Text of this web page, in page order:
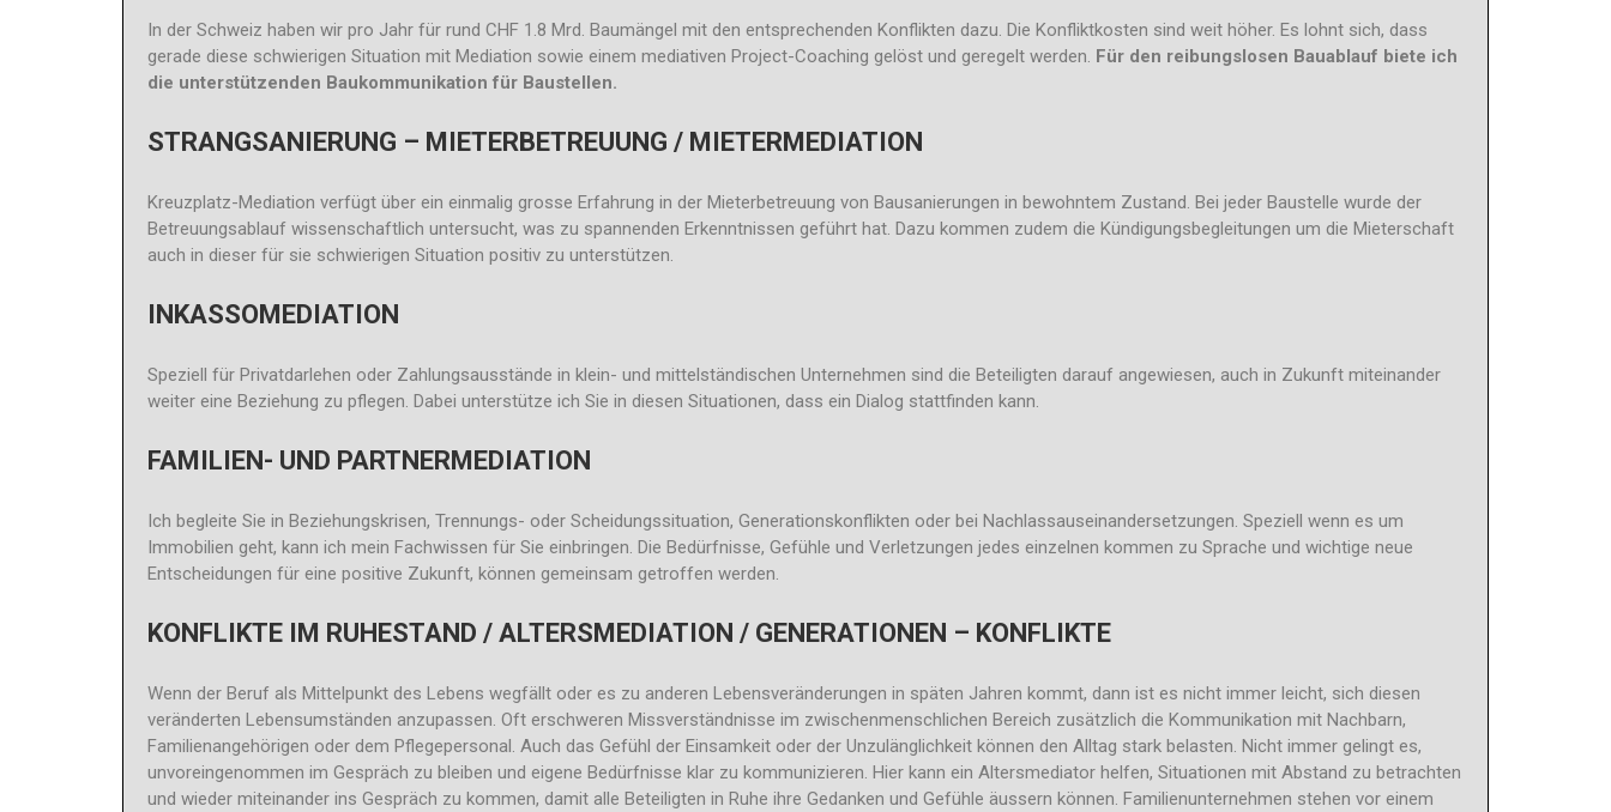
In der Schweiz haben wir pro Jahr für rund CHF 1.8 Mrd. Baumängel mit den entsprechenden Konflikten dazu. Die Konfliktkosten sind weit höher. Es lohnt sich, dass
gerade diese schwierigen Situation mit Mediation sowie einem mediativen Project-Coaching gelöst und geregelt werden. Für den reibungslosen Bauablauf biete ich
die unterstützenden Baukommunikation für Baustellen.
STRANGSANIERUNG – MIETERBETREUUNG / MIETERMEDIATION
Kreuzplatz-Mediation verfügt über ein einmalig grosse Erfahrung in der Mieterbetreuung von Bausanierungen in bewohntem Zustand. Bei jeder Baustelle wurde der
Betreuungsablauf wissenschaftlich untersucht, was zu spannenden Erkenntnissen geführt hat. Dazu kommen zudem die Kündigungsbegleitungen um die Mieterschaft
auch in dieser für sie schwierigen Situation positiv zu unterstützen.
INKASSOMEDIATION
Speziell für Privatdarlehen oder Zahlungsausstände in klein- und mittelständischen Unternehmen sind die Beteiligten darauf angewiesen, auch in Zukunft miteinander
weiter eine Beziehung zu pflegen. Dabei unterstütze ich Sie in diesen Situationen, dass ein Dialog stattfinden kann.
FAMILIEN- UND PARTNERMEDIATION
Ich begleite Sie in Beziehungskrisen, Trennungs- oder Scheidungssituation, Generationskonflikten oder bei Nachlassauseinandersetzungen. Speziell wenn es um
Immobilien geht, kann ich mein Fachwissen für Sie einbringen. Die Bedürfnisse, Gefühle und Verletzungen jedes einzelnen kommen zu Sprache und wichtige neue
Entscheidungen für eine positive Zukunft, können gemeinsam getroffen werden.
KONFLIKTE IM RUHESTAND / ALTERSMEDIATION / GENERATIONEN – KONFLIKTE
Wenn der Beruf als Mittelpunkt des Lebens wegfällt oder es zu anderen Lebensveränderungen in späten Jahren kommt, dann ist es nicht immer leicht, sich diesen
veränderten Lebensumständen anzupassen. Oft erschweren Missverständnisse im zwischenmenschlichen Bereich zusätzlich die Kommunikation mit Nachbarn,
Familienangehörigen oder dem Pflegepersonal. Auch das Gefühl der Einsamkeit oder der Unzulänglichkeit können den Alltag stark belasten. Nicht immer gelingt es,
unvoreingenommen im Gespräch zu bleiben und eigene Bedürfnisse klar zu kommunizieren. Hier kann ein Altersmediator helfen, Situationen mit Abstand zu betrachten
und wieder miteinander ins Gespräch zu kommen, damit alle Beteiligten in Ruhe ihre Gedanken und Gefühle äussern können. Familienunternehmen stehen vor einem